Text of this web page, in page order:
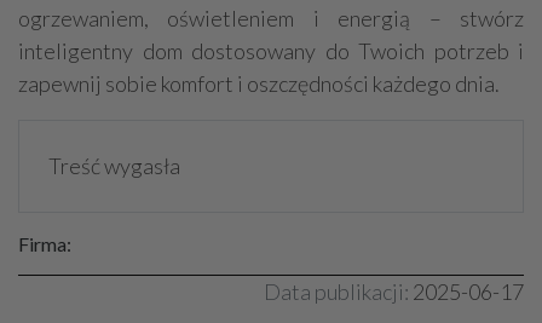
ogrzewaniem, oświetleniem i energią – stwórz
inteligentny dom dostosowany do Twoich potrzeb i
zapewnij sobie komfort i oszczędności każdego dnia.
Treść wygasła
Firma:
Data publikacji: 2025-06-17